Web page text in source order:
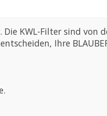
Die KWL-Filter sind
Ihre